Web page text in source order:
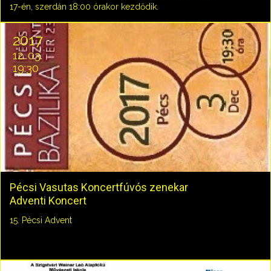
17-én, szerdán 18:00 órakor kezdődik.
Pécsi Vasutas Koncertfúvós zenekar
Adventi Koncert
2017
12. 03.
19:30
15. Pécsi Advent